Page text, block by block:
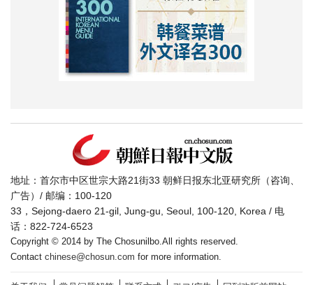
地址：首尔市中区世宗大路21街33 朝鲜日报东北亚研究所（咨询、
广告）/ 邮编：100-120
33，Sejong-daero 21-gil, Jung-gu, Seoul, 100-120, Korea / 电
话：822-724-6523
Copyright © 2014 by The Chosunilbo.All rights reserved.
Contact chinese@chosun.com for more information.